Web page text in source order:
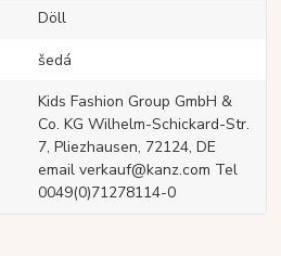
Döll
šedá
Kids Fashion Group GmbH &
Co. KG Wilhelm-Schickard-Str.
7, Pliezhausen, 72124, DE
email verkauf@kanz.com Tel
0049(0)71278114-0